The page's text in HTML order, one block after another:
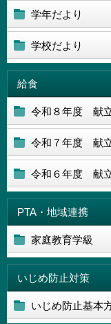
学年だより
学校だより
給食
令和８年度 献
令和７年度 献
令和６年度 献
PTA・地域連携
家庭教育学級
いじめ防止対策
いじめ防止基本